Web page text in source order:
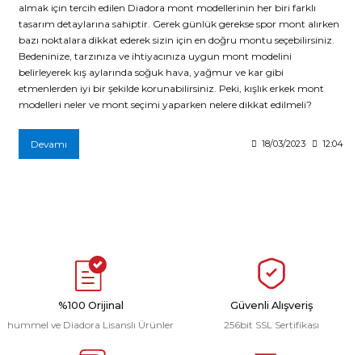
almak için tercih edilen Diadora mont modellerinin her biri farklı
tasarım detaylarına sahiptir. Gerek günlük gerekse spor mont alırken
bazı noktalara dikkat ederek sizin için en doğru montu seçebilirsiniz.
Bedeninize, tarzınıza ve ihtiyacınıza uygun mont modelini
belirleyerek kış aylarında soğuk hava, yağmur ve kar gibi
etmenlerden iyi bir şekilde korunabilirsiniz. Peki, kışlık erkek mont
modelleri neler ve mont seçimi yaparken nelere dikkat edilmeli?
Devamı 18/03/2023 12:04
%100 Orijinal
hummel ve Diadora Lisanslı Ürünler
Güvenli Alışveriş
256bit SSL Sertifikası